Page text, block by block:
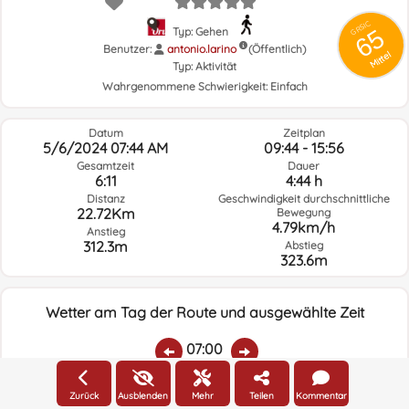
GRSIC
65
Mittel
Typ: Gehen
Benutzer:
antonio.larino
(Öffentlich)
Typ: Aktivität
Wahrgenommene Schwierigkeit: Einfach
Datum
5/6/2024 07:44 AM
Gesamtzeit
6:11
Distanz
22.72Km
Anstieg
312.3m
Zeitplan
09:44 - 15:56
Dauer
4:44 h
Geschwindigkeit durchschnittliche
Bewegung
4.79km/h
Abstieg
323.6m
Wetter am Tag der Route und ausgewählte Zeit
07:00
Regen:
Durchschnittliche
Geschwindigkeit Windrichtung
Zurück Ausblenden Mehr Teilen Kommentar